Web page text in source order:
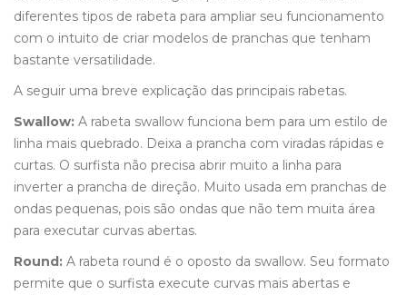
diferentes tipos de rabeta para ampliar seu funcionamento
com o intuito de criar modelos de pranchas que tenham
bastante versatilidade.
A seguir uma breve explicação das principais rabetas.
Swallow: A rabeta swallow funciona bem para um estilo de
linha mais quebrado. Deixa a prancha com viradas rápidas e
curtas. O surfista não precisa abrir muito a linha para
inverter a prancha de direção. Muito usada em pranchas de
ondas pequenas, pois são ondas que não tem muita área
para executar curvas abertas.
Round: A rabeta round é o oposto da swallow. Seu formato
permite que o surfista execute curvas mais abertas e